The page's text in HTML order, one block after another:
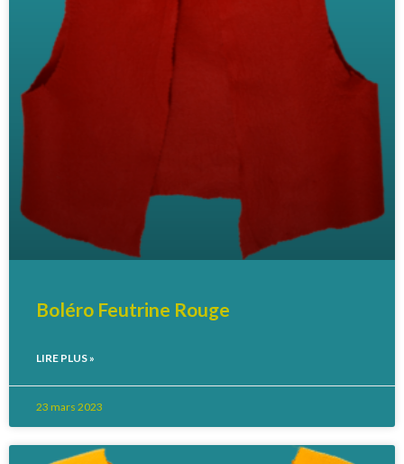
Boléro Feutrine Rouge
LIRE PLUS »
23 mars 2023